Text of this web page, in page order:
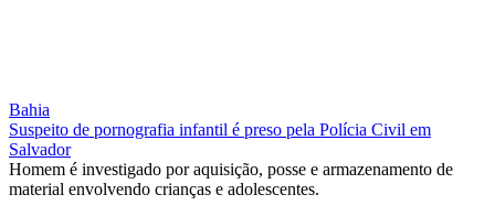
Bahia
Suspeito de pornografia infantil é preso pela Polícia Civil em
Salvador
Homem é investigado por aquisição, posse e armazenamento de
material envolvendo crianças e adolescentes.